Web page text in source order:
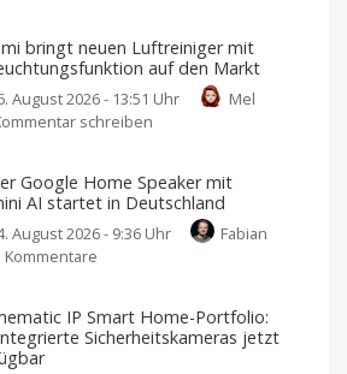
Smart-
Home-
Portfolio:
Zwei
für
Garagen,
Tore
mit
Apple
Home
bringt neuen Luftreiniger mit
auf den Markt
August 2026 - 13:51 Uhr
Mel
schreiben
neuen
Luftreiniger
mit
Markt
Preis
Google Home Speaker mit
AI startet in Deutschland
August 2026 - 9:36 Uhr
Fabian
Kommentare
Home
Speaker
IP Smart Home-Portfolio:
Sicherheitskameras jetzt